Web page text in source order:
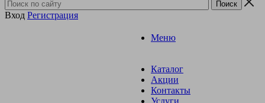
Вход Регистрация
Меню
Каталог
Акции
Контакты
Услуги